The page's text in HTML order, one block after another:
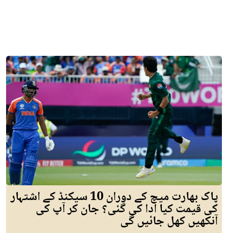
پاک بھارت میچ کے دوران 10 سیکنڈ کے اشتہار
کی قیمت کیا ادا کی گئی؟ جان کر آپ کی
آنکھیں کھل جائیں گی